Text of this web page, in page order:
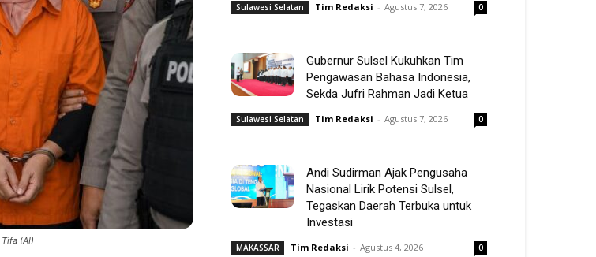
(AI)
Sulawesi Selatan Tim Redaksi - Agustus 7, 2026 0
Gubernur Sulsel Kukuhkan Tim
Pengawasan Bahasa Indonesia,
Sekda Jufri Rahman Jadi Ketua
Sulawesi Selatan Tim Redaksi - Agustus 7, 2026 0
Andi Sudirman Ajak Pengusaha
Nasional Lirik Potensi Sulsel,
Tegaskan Daerah Terbuka untuk
Investasi
MAKASSAR Tim Redaksi - Agustus 4, 2026 0